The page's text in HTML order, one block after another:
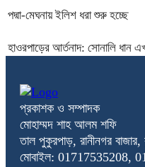
পদ্মা-মেঘনায় ইলিশ ধরা শুরু হচ্ছে
হাওরপাড়ের আর্তনাদ: সোনালি ধান
প্রকাশক ও সম্পাদক
মোহাম্মদ শাহ আলম শফি
তাল পুকুরপাড়, রানীনগর বাজার,
মোবাইল: 01717535208,